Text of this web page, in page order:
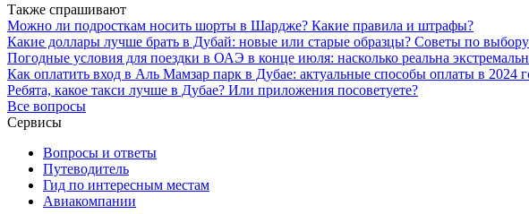
Также спрашивают
Можно ли подросткам носить шорты в Шардже? Какие правила и штрафы?
Какие доллары лучше брать в Дубай: новые или старые образцы? Советы по
Погодные условия для поездки в ОАЭ в конце июля: насколько реальна
Как оплатить вход в Аль Мамзар парк в Дубае: актуальные способы оплаты в 2024
Ребята, какое такси лучше в Дубае? Или приложения посоветуете?
Все вопросы
Сервисы
Вопросы и ответы
Путеводитель
Гид по интересным местам
Авиакомпании